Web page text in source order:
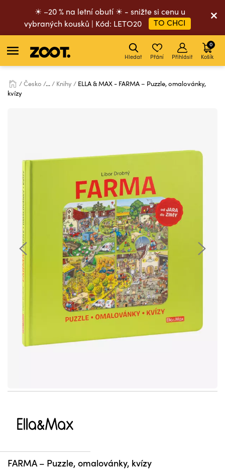
☀ –20 % na letní obutí ☀ - snižte si cenu u
vybraných kousků | Kód: LETO20
TO CHCI
Hledat Přání Přihlásit Košík
0
Česko ... Knihy
ELLA & MAX - FARMA – Puzzle, omalovánky,
kvízy
FARMA – Puzzle, omalovánky, kvízy